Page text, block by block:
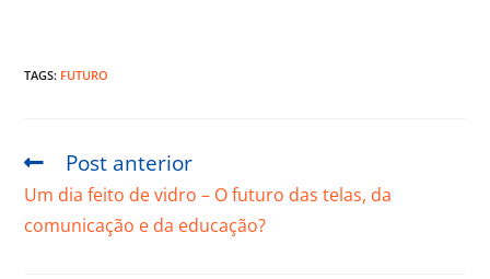
TAGS: FUTURO
Post anterior
Um dia feito de vidro – O futuro das telas, da
comunicação e da educação?